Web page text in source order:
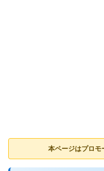
本ページはプロモ